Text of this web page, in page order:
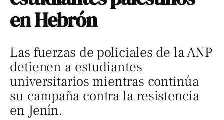
en Hebrón
Las fuerzas de policiales de la ANP
detienen a estudiantes
universitarios mientras continúa
su campaña contra la resistencia
en Jenín.